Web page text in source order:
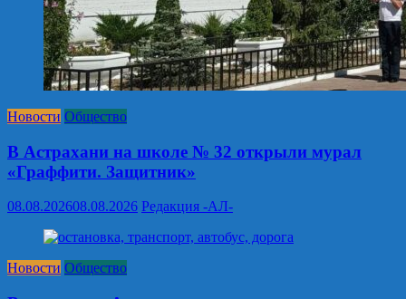
Новости Общество
В Астрахани на школе № 32 открыли мурал
«Граффити. Защитник»
08.08.202608.08.2026 Редакция -АЛ-
Новости Общество